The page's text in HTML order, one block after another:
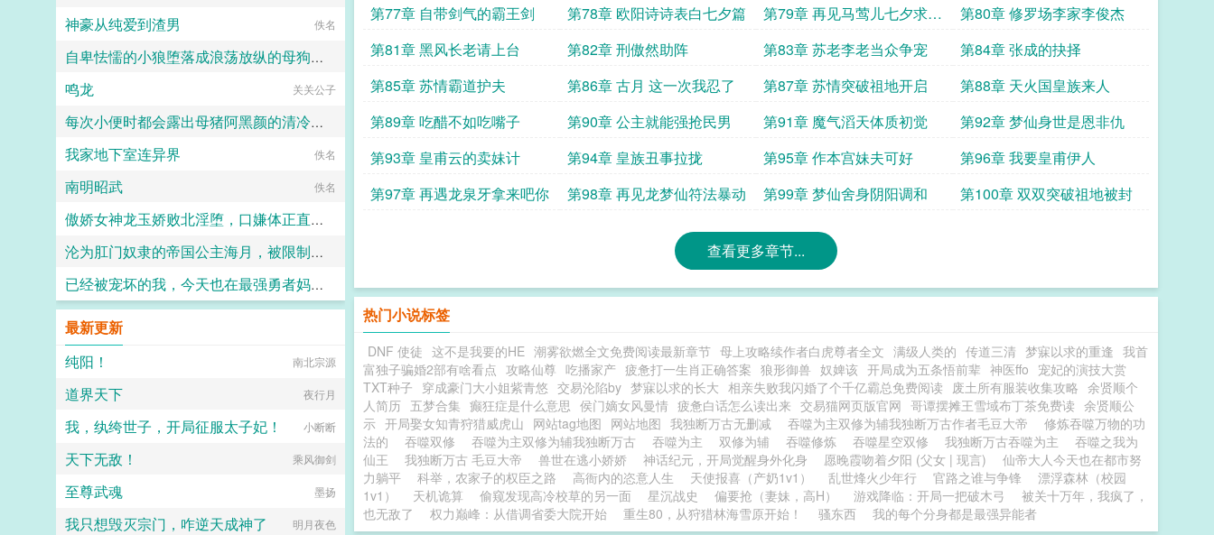
第77章 自带剑气的霸王剑
第78章 欧阳诗诗表白七夕篇
第79章 再见马莺儿七夕求好
评
第80章 修罗场李家李俊杰
第81章 黑风长老请上台
第82章 刑傲然助阵 第83章 苏老李老当众争宠
第84章 张成的抉择
第85章 苏情霸道护夫
第86章 古月 这一次我忍了 第87章 苏情突破祖地开启
第88章 天火国皇族来人
第89章 吃醋不如吃嘴子
第90章 公主就能强抢民男 第91章 魔气滔天体质初觉
第92章 梦仙身世是恩非仇
第93章 皇甫云的卖妹计
第94章 皇族丑事拉拢 第95章 作本宫妹夫可好
第96章 我要皇甫伊人
第97章 再遇龙泉牙拿来吧你
第98章 再见龙梦仙符法暴动 第99章 梦仙舍身阴阳调和 第100章 双双突破祖地被封
查看更多章节...
热门小说标签
DNF 使徒 这不是我要的HE 潮雾欲燃全文免费阅读最新章节 母上攻略续作者白虎尊者全文 满级人类的 传道三清 梦寐以求的重逢 我首
富独子骗婚2部有啥看点 攻略仙尊 吃播家产 疲惫打一生肖正确答案 狼形御兽 奴婢该 开局成为五条悟前辈 神医ffo 宠妃的演技大赏
TXT种子 穿成豪门大小姐紫青悠 交易沦陷by 梦寐以求的长大 相亲失败我闪婚了个千亿霸总免费阅读 废土所有服装收集攻略 余贤顺个
人简历 五梦合集 癫狂症是什么意思 侯门嫡女风曼情 疲惫白话怎么读出来 交易猫网页版官网 哥谭摆摊王雪域布丁茶免费读 余贤顺公
示 开局娶女知青狩猎威虎山 网站tag地图 网站地图 我独断万古无删减 吞噬为主双修为辅我独断万古作者毛豆大帝
修炼吞噬万物的功
法的
吞噬双修 吞噬为主双修为辅我独断万古 吞噬为主 双修为辅 吞噬修炼 吞噬星空双修 我独断万古吞噬为主
吞噬之我为
仙王
我独断万古 毛豆大帝 兽世在逃小娇娇 神话纪元，开局觉醒身外化身 愿晚霞吻着夕阳 (父女 | 现言)
仙帝大人今天也在都市努
力躺平
科举，农家子的权臣之路 高衙内的恣意人生 天使报喜（产奶1v1） 乱世烽火少年行 官路之谁与争锋
漂浮森林（校园
1v1）
天机诡算 偷窥发现高冷校草的另一面 星沉战史 偏要抢（妻妹，高H） 游戏降临：开局一把破木弓
被关十万年，我疯了，
也无敌了
权力巅峰：从借调省委大院开始 重生80，从狩猎林海雪原开始！ 骚东西 我的每个分身都是最强异能者
神豪从纯爱到渣男 佚名
自卑怯懦的小狼堕落成浪荡放纵的母狗一共需要多久？用快感洗刷掉一切自我和人格吧～
竹子
鸣龙 关关公子
每次小便时都会露出母猪阿黑颜的清冷仙母
小鹿斑比
我家地下室连异界 佚名
南明昭武 佚名
傲娇女神龙玉娇败北淫堕，口嫌体正直的沦为共生体的俘虏苗床
沦为肛门奴隶的帝国公主海月，被限制高潮后终于爱上性交被调教成性爱母狗还要被带出门？
旅人1969
已经被宠坏的我，今天也在最强勇者妈妈和猫耳兽王姐姐的温柔溺爱下射精
最新更新
纯阳！
南北宗源
道界天下 夜行月
我，纨绔世子，开局征服太子妃！ 小断断
天下无敌！ 乘风御剑
至尊武魂 墨扬
我只想毁灭宗门，咋逆天成神了 明月夜色